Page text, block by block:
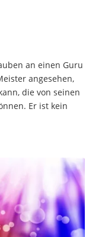
an einen Guru
angesehen,
die von seinen
Er ist kein